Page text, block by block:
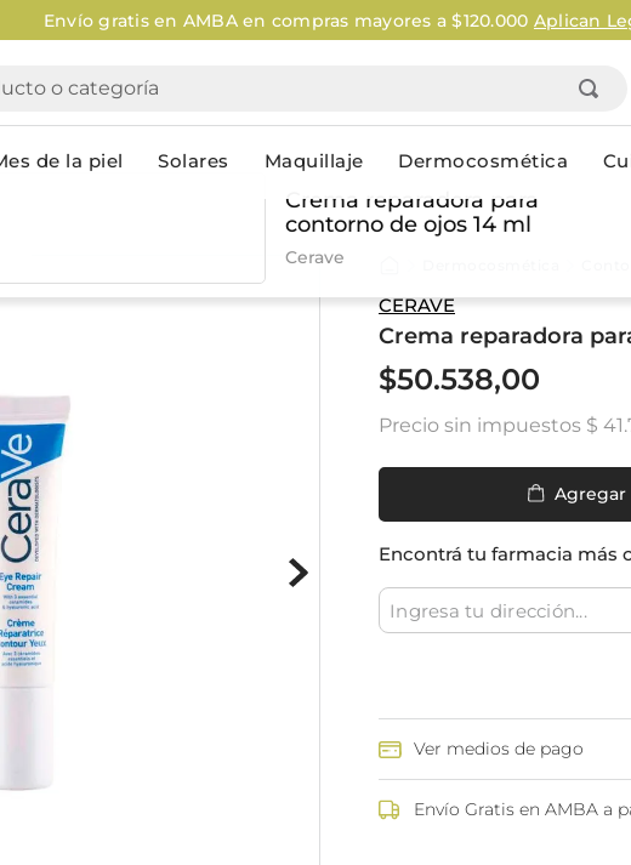
Envío gratis en AMBA en compras mayores a $120.000 Aplican
o categoría
Cabello
coloración
capilares
Cuidado de la piel Higiene
Afeitado
Productos
Jabon
Femenina
diarios
Talcos & polvos pédicos Espacio
de la piel Solares Maquillaje Dermocosmética
Crema reparadora para
contorno de ojos 14 ml
Cerave
CERAVE
Crema reparadora
$50.538,00
Precio sin impuestos $
Agregar
Encontrá tu farmacia más
Ver medios de pago
Envío Gratis en AMBA a